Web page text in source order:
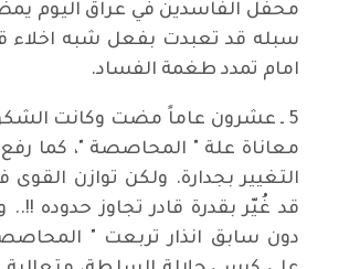
محفل الفاسدين في عراق اليوم
سبله قد تعبدت بفعل شبه
امام تمدد طغمة الفساد.
5 ـ عشرون عاماً مضت وكانت
معاناة علة " المحاصصة "، كما
التغيير بجدارة. ولكن توازن القوى
قد غُيّر بقدرة قادر تجاوز حدوده !!..
دون سابق انذار تربعت "